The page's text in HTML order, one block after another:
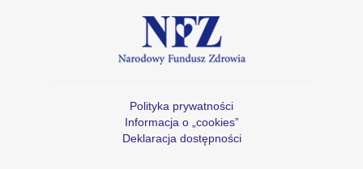
Polityka prywatności
Informacja o „cookies”
Deklaracja dostępności